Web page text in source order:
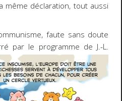
même déclaration, tout aussi
faute sans doute
par le programme de J.-L.